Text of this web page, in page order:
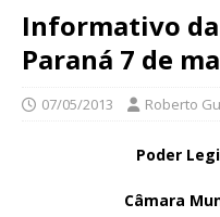
Informativo da
Paraná 7 de
07/05/2013 Roberto
Poder
Câmara